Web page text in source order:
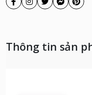
Thông tin sản